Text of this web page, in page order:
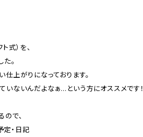
式）を、
。
上がりになっております。
いないんだよなぁ…という方にオススメです！
で、
定・日記